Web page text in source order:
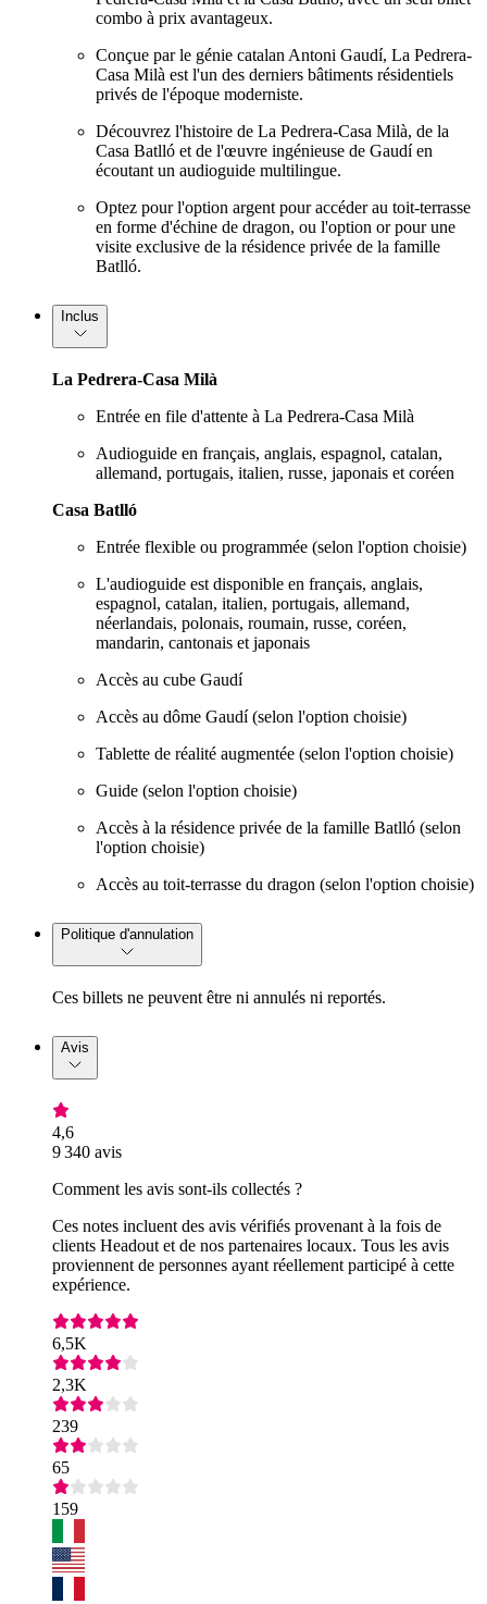
combo à prix avantageux.
Conçue par le génie catalan Antoni Gaudí, La Pedrera-
Casa Milà est l'un des derniers bâtiments résidentiels
privés de l'époque moderniste.
Découvrez l'histoire de La Pedrera-Casa Milà, de la
Casa Batlló et de l'œuvre ingénieuse de Gaudí en
écoutant un audioguide multilingue.
Optez pour l'option argent pour accéder au toit-terrasse
en forme d'échine de dragon, ou l'option or pour une
visite exclusive de la résidence privée de la famille
Batlló.
Inclus
La Pedrera-Casa Milà
Entrée en file d'attente à La Pedrera-Casa Milà
Audioguide en français, anglais, espagnol, catalan,
allemand, portugais, italien, russe, japonais et coréen
Casa Batlló
Entrée flexible ou programmée (selon l'option choisie)
L'audioguide est disponible en français, anglais,
espagnol, catalan, italien, portugais, allemand,
néerlandais, polonais, roumain, russe, coréen,
mandarin, cantonais et japonais
Accès au cube Gaudí
Accès au dôme Gaudí (selon l'option choisie)
Tablette de réalité augmentée (selon l'option choisie)
Guide (selon l'option choisie)
Accès à la résidence privée de la famille Batlló (selon
l'option choisie)
Accès au toit-terrasse du dragon (selon l'option choisie)
Politique d'annulation
Ces billets ne peuvent être ni annulés ni reportés.
Avis
4,6
9 340 avis
Comment les avis sont-ils collectés ?
Ces notes incluent des avis vérifiés provenant à la fois de
clients Headout et de nos partenaires locaux. Tous les avis
proviennent de personnes ayant réellement participé à cette
expérience.
6,5K
2,3K
239
65
159